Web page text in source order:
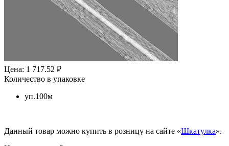
Цена: 1 717.52 ₽
Количество в упаковке
уп.100м
Данный товар можно купить в розницу на сайте «Шкатулка».